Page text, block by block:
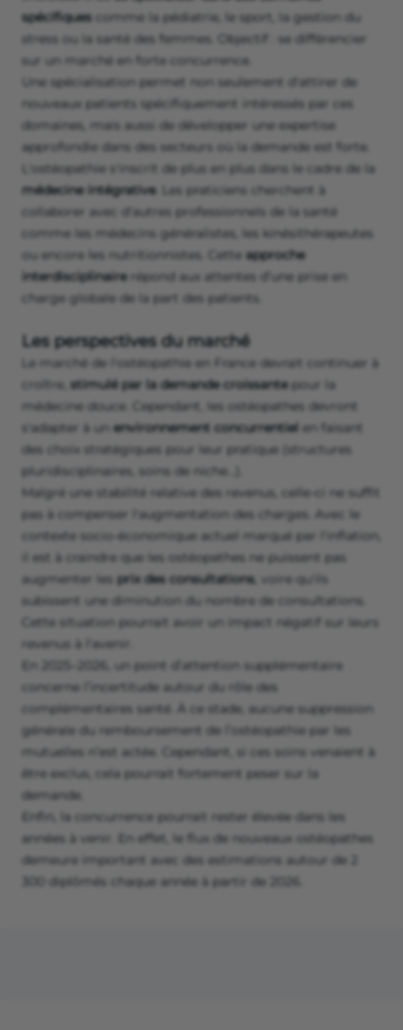
spécifiques comme la pédiatrie, le sport, la gestion du
stress ou la santé des femmes. Objectif : se différencier
sur un marché en forte concurrence.
Une spécialisation permet non seulement d'attirer de
nouveaux patients spécifiquement intéressés par ces
domaines, mais aussi de développer une expertise
approfondie dans des secteurs où la demande est forte.
L'ostéopathie s'inscrit de plus en plus dans le cadre de la
médecine intégrative. Les praticiens cherchent à
collaborer avec d'autres professionnels de la santé
comme les médecins généralistes, les kinésithérapeutes
ou encore les nutritionnistes. Cette approche
interdisciplinairerépond aux attentes d’une prise en
charge globale de la part des patients.
Les perspectives du marché
Le marché de l'ostéopathie en France devrait continuer à
croître, stimulé par la demande croissantepour la
médecine douce. Cependant, les ostéopathes devront
s'adapter à un environnement concurrentiel en faisant
des choix stratégiques pour leur pratique (structures
pluridisciplinaires, soins de niche…).
Malgré une stabilité relative des revenus, celle-ci ne suffit
pas à compenser l'augmentation des charges. Avec le
contexte socio-économique actuel marqué par l'inflation,
il est à craindre que les ostéopathes ne puissent pas
augmenter les prix des consultations, voire qu'ils
subissent une diminution du nombre de consultations.
Cette situation pourrait avoir un impact négatif sur leurs
revenus à l'avenir.
En 2025–2026, un point d’attention supplémentaire
concerne l’incertitude autour du rôle des
complémentaires santé. À ce stade, aucune suppression
générale du remboursement de l’ostéopathie par les
mutuelles n’est actée. Cependant, si ces soins venaient à
être exclus, cela pourrait fortement peser sur la
demande.
Enfin, la concurrence pourrait rester élevée dans les
années à venir. En effet, le flux de nouveaux ostéopathes
demeure important avec des estimations autour de 2
300 diplômés chaque année à partir de 2026.